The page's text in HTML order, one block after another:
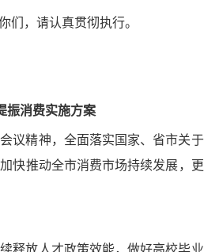
们，请认真贯彻执行。
振消费实施方案
议精神，全面落实国家、省市关
快推动全市消费市场持续发展，
释放人才政策效能，做好高校毕